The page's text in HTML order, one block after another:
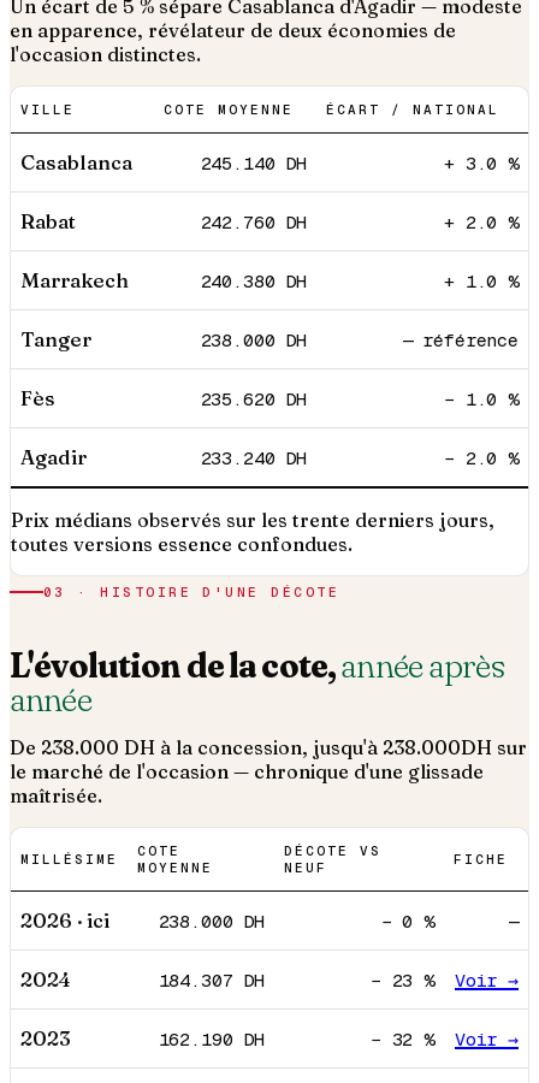
Un écart de 5 % sépare Casablanca d'Agadir — modeste
en apparence, révélateur de deux économies de
l'occasion distinctes.
VILLE COTE MOYENNE ÉCART / NATIONAL
Casablanca 245.140 DH + 3.0 %
Rabat 242.760 DH + 2.0 %
Marrakech 240.380 DH + 1.0 %
Tanger 238.000 DH — référence
Fès 235.620 DH − 1.0 %
Agadir 233.240 DH − 2.0 %
Prix médians observés sur les trente derniers jours,
toutes versions essence confondues.
03 · HISTOIRE D'UNE DÉCOTE
L'évolution de la cote,année après
année
De 238.000 DH à la concession, jusqu'à 238.000DH sur
le marché de l'occasion — chronique d'une glissade
maîtrisée.
MILLÉSIME
COTE
MOYENNE
DÉCOTE VS
NEUF
FICHE
2026 · ici 238.000 DH −0 % —
2024 184.307 DH − 23 % Voir →
2023 162.190 DH − 32 % Voir →